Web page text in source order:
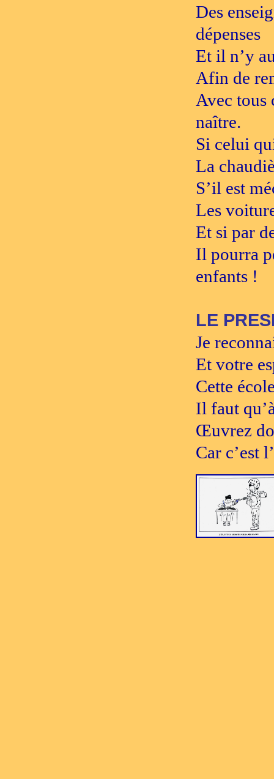
Des
dépenses
Et il n’y
Afin de
Avec tous
naître.
Si celui
La
S’il est
Les
Et si par
Il pourra
enfants !
LE
Je
Et votre
Cette
Il faut
Œuvrez
Car c’est